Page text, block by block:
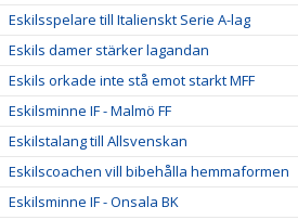
Eskilsspelare till Italienskt Serie A-lag
Eskils damer stärker lagandan
Eskils orkade inte stå emot starkt MFF
Eskilsminne IF - Malmö FF
Eskilstalang till Allsvenskan
Eskilscoachen vill bibehålla hemmaformen
Eskilsminne IF - Onsala BK